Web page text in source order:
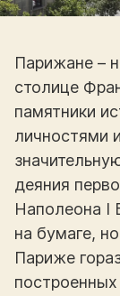
Парижане –
столице
памятники
личностями
деяния
Наполеона I
на бумаге,
Париже